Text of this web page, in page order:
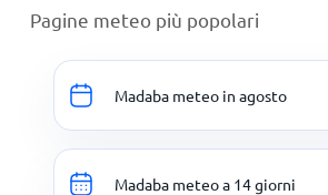
Pagine meteo più popolari
Madaba meteo in agosto
Madaba meteo a 14 giorni